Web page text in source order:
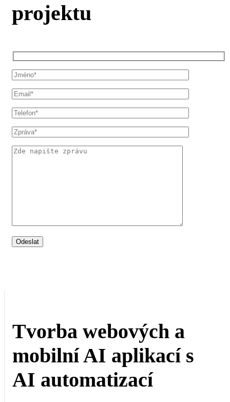
projektu
Tvorba webových a
mobilní AI aplikací s
AI automatizací